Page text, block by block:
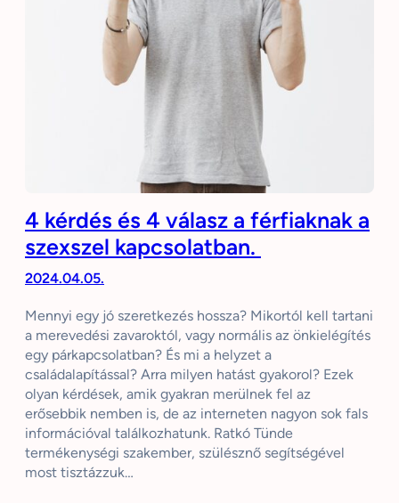
4 kérdés és 4 válasz a férfiaknak a
szexszel kapcsolatban.
2024.04.05.
Mennyi egy jó szeretkezés hossza? Mikortól kell tartani
a merevedési zavaroktól, vagy normális az önkielégítés
egy párkapcsolatban? És mi a helyzet a
családalapítással? Arra milyen hatást gyakorol? Ezek
olyan kérdések, amik gyakran merülnek fel az
erősebbik nemben is, de az interneten nagyon sok fals
információval találkozhatunk. Ratkó Tünde
termékenységi szakember, szülésznő segítségével
most tisztázzuk…